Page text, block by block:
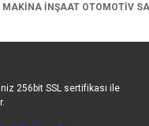
İNŞAAT OTOMOTİV
256bit SSL sertifikası ile